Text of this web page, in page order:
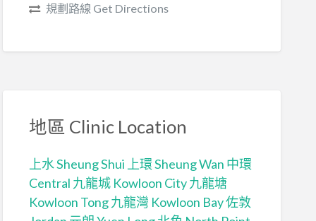
規劃路線 Get Directions
地區 Clinic Location
上水 Sheung Shui 上環 Sheung Wan 中環
Central 九龍城 Kowloon City 九龍塘
Kowloon Tong 九龍灣 Kowloon Bay佐敦